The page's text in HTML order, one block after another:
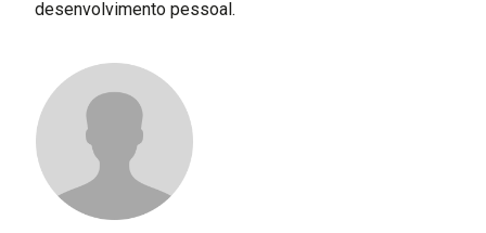
desenvolvimento pessoal.